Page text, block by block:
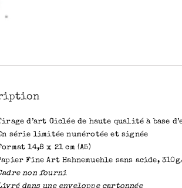
d’art Giclée de haute qualité à base
série limitée numérotée et signée
14,8 x 21 cm (A5)
Fine Art Hahnemuehle sans acide,
non fourni